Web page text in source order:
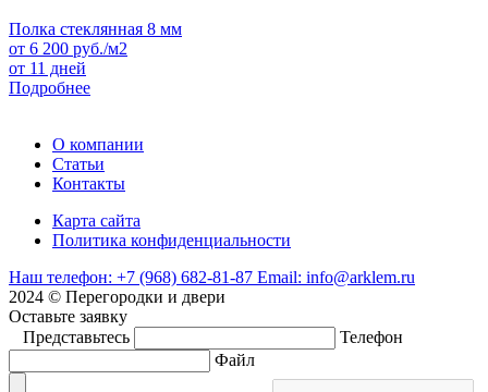
Полка стеклянная 8 мм
от 6 200 руб./м2
от 11 дней
Подробнее
О компании
Статьи
Контакты
Карта сайта
Политика конфиденциальности
Наш телефон: +7 (968) 682-81-87 Email: info@arklem.ru
2024 © Перегородки и двери
Оставьте заявку
Представьтесь
Телефон
Файл